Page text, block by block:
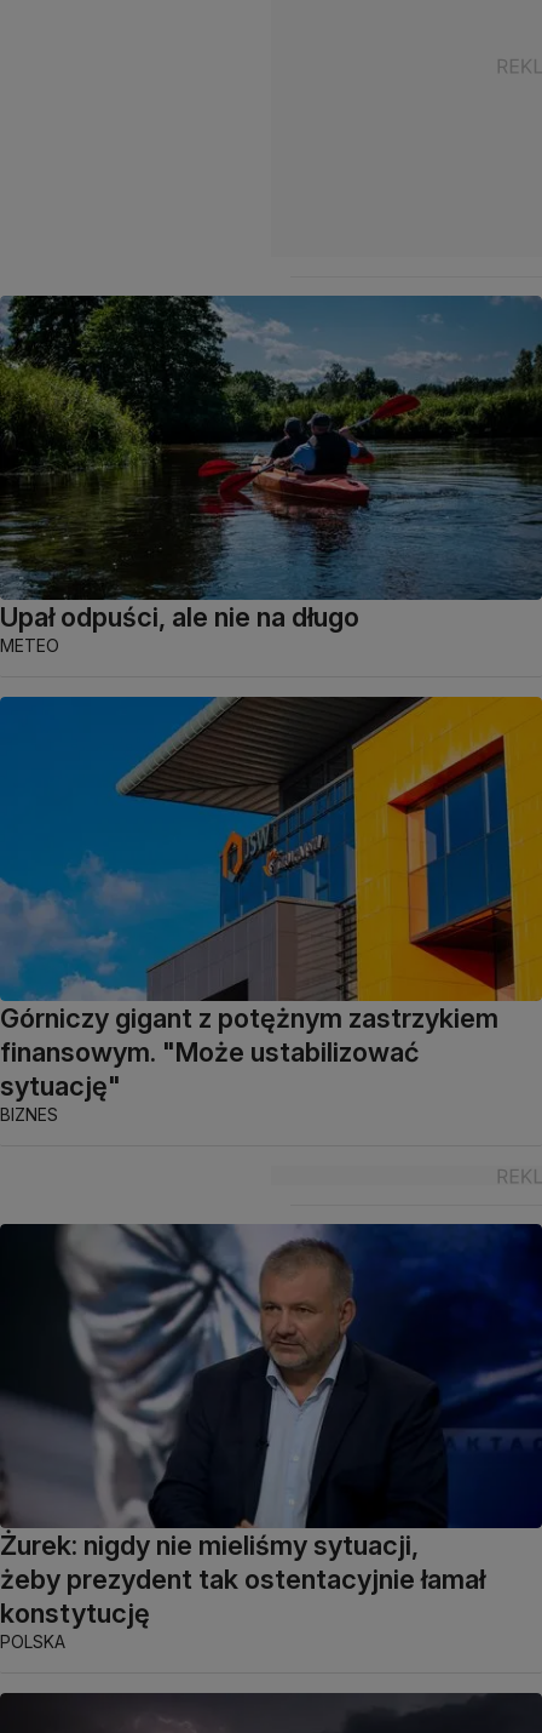
Upał odpuści, ale nie na długo
METEO
Górniczy gigant z potężnym zastrzykiem
finansowym. "Może ustabilizować
sytuację"
BIZNES
Żurek: nigdy nie mieliśmy sytuacji,
żeby prezydent tak ostentacyjnie łamał
konstytucję
POLSKA